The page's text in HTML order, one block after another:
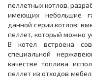
пеллетных котлов,
имеющих небольшие
данной серии котлов:
пеллет, который можно
В котел встроена
специальной
качестве топлива
пеллет из отходов